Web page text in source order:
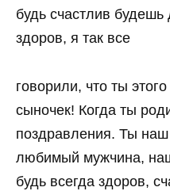
будь счастлив
здоров, я так все
говорили, что ты
сыночек! Когда ты
поздравления. Ты
любимый мужчина,
будь всегда здоров,